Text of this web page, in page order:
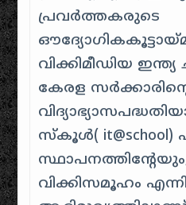
പ്രവർത്തകരുടെ
വിക്കിമീഡിയ ഇന്ത്യ
കേരള
സ്കൂൾ( it@school)
വിക്കിസമൂഹം